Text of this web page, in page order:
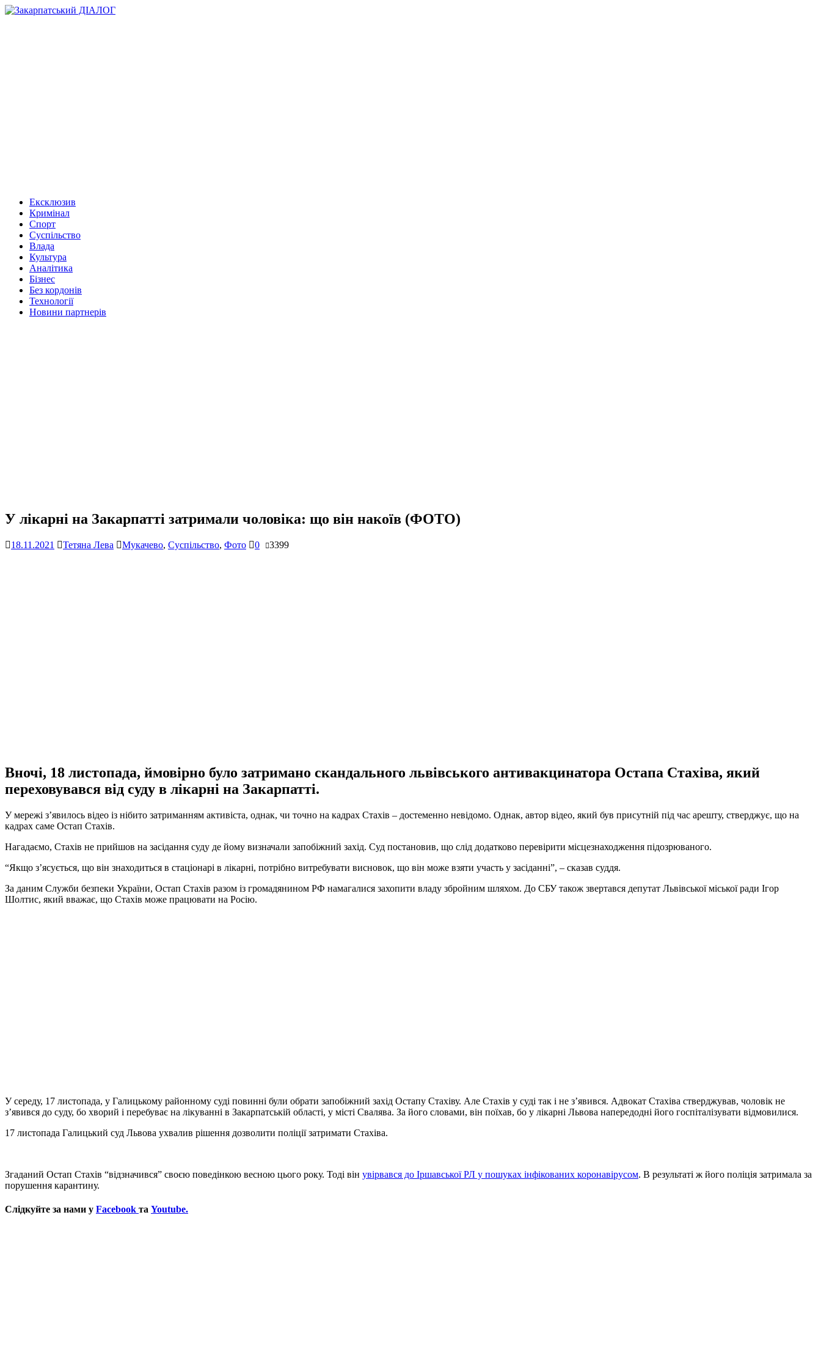
Ексклюзив
Кримінал
Спорт
Суспільство
Влада
Культура
Аналітика
Бізнес
Без кордонів
Технології
Новини партнерів
У лікарні на Закарпатті затримали чоловіка: що він накоїв (ФОТО)
18.11.2021 Тетяна Лева Мукачево, Суспільство, Фото 0 3399
Вночі, 18 листопада, ймовірно було затримано скандального львівського антивакцинатора Остапа Стахіва, який
переховувався від суду в лікарні на Закарпатті.
У мережі з’явилось відео із нібито затриманням активіста, однак, чи точно на кадрах Стахів – достеменно невідомо. Однак, автор відео, який був присутній під час арешту, стверджує, що на
кадрах саме Остап Стахів.
Нагадаємо, Стахів не прийшов на засідання суду де йому визначали запобіжний захід. Суд постановив, що слід додатково перевірити місцезнаходження підозрюваного.
“Якщо з’ясується, що він знаходиться в стаціонарі в лікарні, потрібно витребувати висновок, що він може взяти участь у засіданні”, – сказав суддя.
За даним Служби безпеки України, Остап Стахів разом із громадянином РФ намагалися захопити владу збройним шляхом. До СБУ також звертався депутат Львівської міської ради Ігор
Шолтис, який вважає, що Стахів може працювати на Росію.
У середу, 17 листопада, у Галицькому районному суді повинні були обрати запобіжний захід Остапу Стахіву. Але Стахів у суді так і не зʼявився. Адвокат Стахіва стверджував, чоловік не
з’явився до суду, бо хворий і перебуває на лікуванні в Закарпатській області, у місті Свалява. За його словами, він поїхав, бо у лікарні Львова напередодні його госпіталізувати відмовилися.
17 листопада Галицький суд Львова ухвалив рішення дозволити поліції затримати Стахіва.
Згаданий Остап Стахів “відзначився” своєю поведінкою весною цього року. Тоді він увірвався до Іршавської РЛ у пошуках інфікованих коронавірусом. В результаті ж його поліція затримала за
порушення карантину.
Слідкуйте за нами у Facebook та Youtube.